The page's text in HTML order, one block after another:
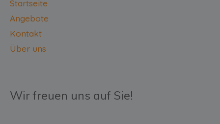
Startseite
Angebote
Kontakt
Über uns
Wir freuen uns auf Sie!